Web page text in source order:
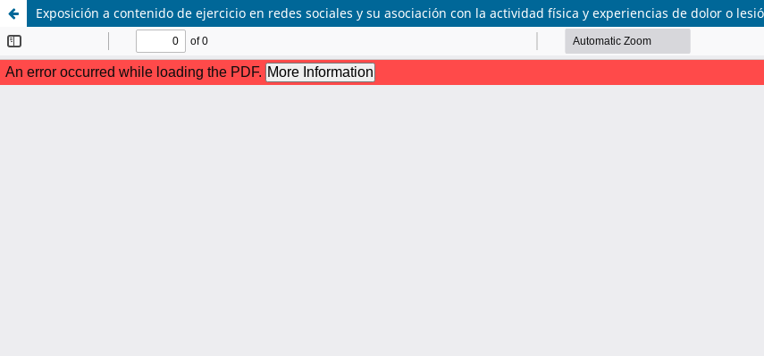
Exposición a contenido de ejercicio en redes sociales y su asociación con la actividad física y experiencias de dolor o